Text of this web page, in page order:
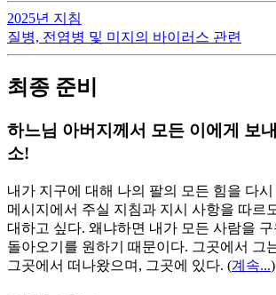
2025년 지침
질병, 전염병 및 미지의 바이러스 관련
최종 준비
하느님 아버지께서 모든 이에게 보
소!
내가 지구에 대해 나의 팔의 모든 힘을 다시
메시지에서 주실 지침과 지시 사항을 따르
대하고 싶다. 왜냐하면 내가 모든 사람을
돌아오기를 원하기 때문이다. 그곳에서 그
그곳에서 떠나왔으며, 그곳에 있다. (계속...)